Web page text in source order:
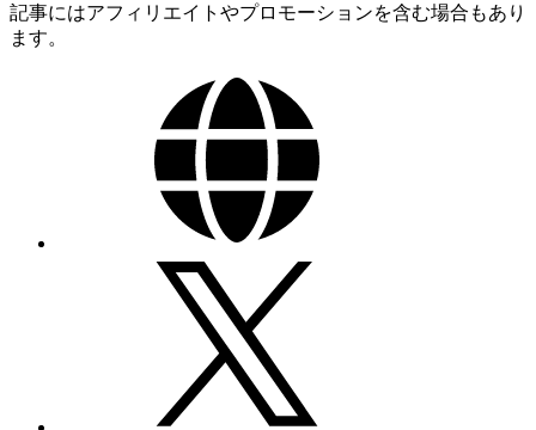
記事にはアフィリエイトやプロモーションを含む場合もあり
ます。